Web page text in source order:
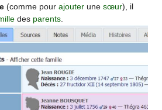
(comme pour ajouterune sœur), il
des parents.